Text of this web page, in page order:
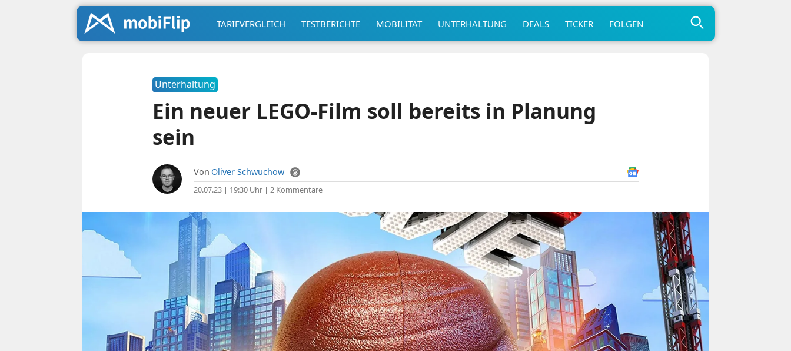
TARIFVERGLEICH TESTBERICHTE MOBILITÄT UNTERHALTUNG DEALS TICKER FOLGEN
Unterhaltung
Ein neuer LEGO-Film soll bereits in Planung
sein
Von Oliver Schwuchow
20.07.23 | 19:30 Uhr| 2 Kommentare